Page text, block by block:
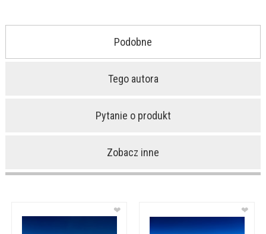
Podobne
Tego autora
Pytanie o produkt
Zobacz inne
❤ ❤